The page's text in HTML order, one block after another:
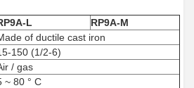
L
RP9A-M
of ductile cast iron
150 (1/2-6)
/ gas
~ 80 ° C